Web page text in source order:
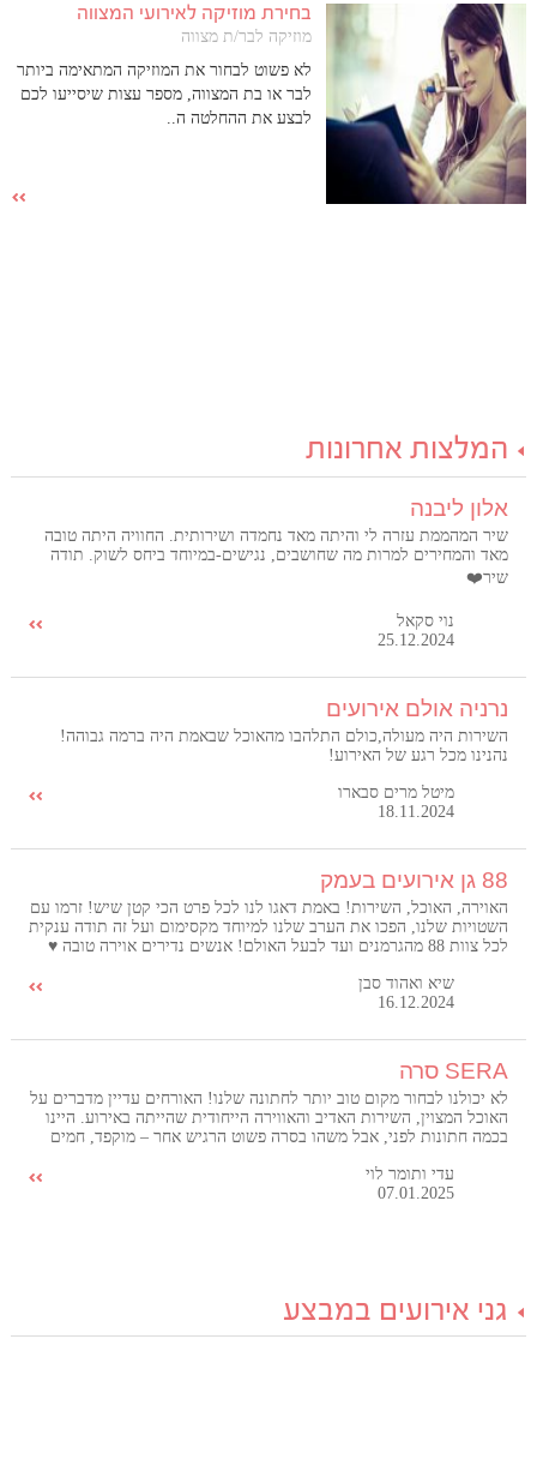
בחירת מוזיקה לאירועי המצווה
מוזיקה לבר/ת מצווה
לא פשוט לבחור את המוזיקה המתאימה ביותר
לבר או בת המצווה, מספר עצות שיסייעו לכם
לבצע את ההחלטה ה..
המלצות אחרונות
אלון ליבנה
שיר המהממת עזרה לי והיתה מאד נחמדה ושירותית. החוויה היתה טובה
מאד והמחירים למרות מה שחושבים, נגישים-במיוחד ביחס לשוק. תודה
שיר❤️
נוי סקאל
25.12.2024
נרניה אולם אירועים
השירות היה מעולה,כולם התלהבו מהאוכל שבאמת היה ברמה גבוהה!
נהנינו מכל רגע של האירוע!
מיטל מרים סבארו
18.11.2024
88 גן אירועים בעמק
האוירה, האוכל, השירות! באמת דאגו לנו לכל פרט הכי קטן שיש! זרמו עם
השטויות שלנו, הפכו את הערב שלנו למיוחד מקסימום ועל זה תודה ענקית
לכל צוות 88 מהגרמנים ועד לבעל האולם! אנשים נדירים אוירה טובה ♥️
שיא ואהוד סבן
16.12.2024
SERA סרה
לא יכולנו לבחור מקום טוב יותר לחתונה שלנו! האורחים עדיין מדברים על
האוכל המצוין, השירות האדיב והאווירה הייחודית שהייתה באירוע. היינו
בכמה חתונות לפני, אבל משהו בסרה פשוט הרגיש אחר – מוקפד, חמים
המאושר בחיינו, וממליצים לכל זוג לעשות את אותו הדבר!
עדי ותומר לוי
07.01.2025
גני אירועים במבצע